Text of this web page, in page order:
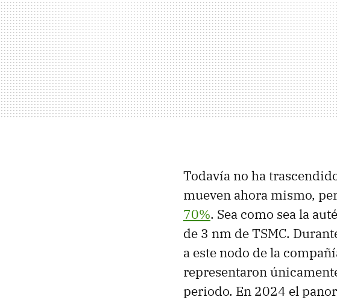
Todavía no ha
mueven ahora mismo,
70%. Sea como sea la
de 3 nm de TSMC.
a este nodo de la
representaron
periodo. En 2024 el